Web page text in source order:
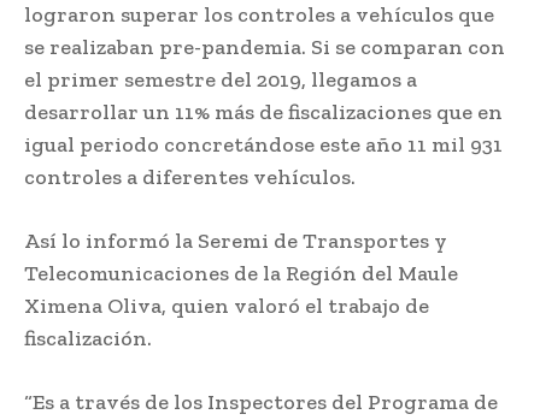
lograron superar los controles a vehículos que
se realizaban pre-pandemia. Si se comparan con
el primer semestre del 2019, llegamos a
desarrollar un 11% más de fiscalizaciones que en
igual periodo concretándose este año 11 mil 931
controles a diferentes vehículos.
Así lo informó la Seremi de Transportes y
Telecomunicaciones de la Región del Maule
Ximena Oliva, quien valoró el trabajo de
fiscalización.
“Es a través de los Inspectores del Programa de